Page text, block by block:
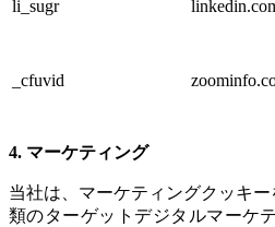
li_sugr
_cfuvid
4. マーケティング
当社は、マーケティングクッキ
類のターゲットデジタルマーケ